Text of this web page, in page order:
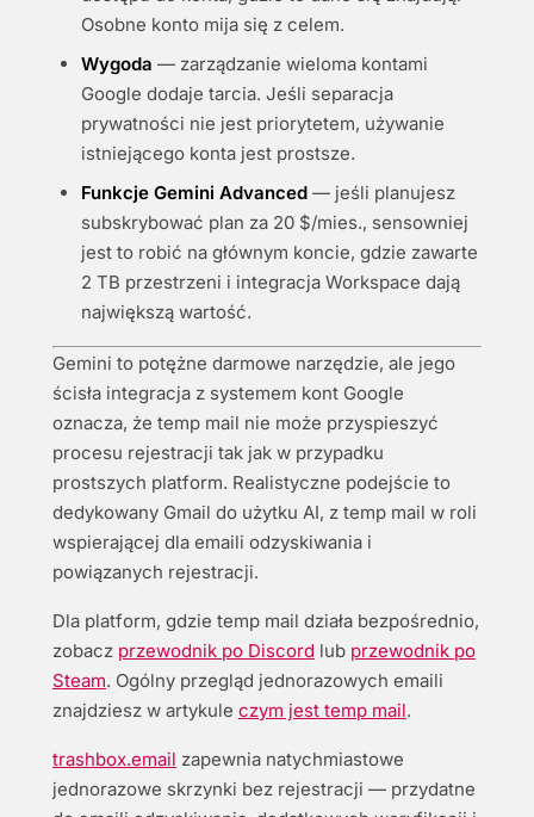
Osobne konto mija się z celem.
Wygoda — zarządzanie wieloma kontami
Google dodaje tarcia. Jeśli separacja
prywatności nie jest priorytetem, używanie
istniejącego konta jest prostsze.
Funkcje Gemini Advanced — jeśli planujesz
subskrybować plan za 20 $/mies., sensowniej
jest to robić na głównym koncie, gdzie zawarte
2 TB przestrzeni i integracja Workspace dają
największą wartość.
Gemini to potężne darmowe narzędzie, ale jego
ścisła integracja z systemem kont Google
oznacza, że temp mail nie może przyspieszyć
procesu rejestracji tak jak w przypadku
prostszych platform. Realistyczne podejście to
dedykowany Gmail do użytku AI, z temp mail w roli
wspierającej dla emaili odzyskiwania i
powiązanych rejestracji.
Dla platform, gdzie temp mail działa bezpośrednio,
zobacz przewodnik po Discord lub przewodnik po
Steam. Ogólny przegląd jednorazowych emaili
znajdziesz w artykule czym jest temp mail.
trashbox.email zapewnia natychmiastowe
jednorazowe skrzynki bez rejestracji — przydatne